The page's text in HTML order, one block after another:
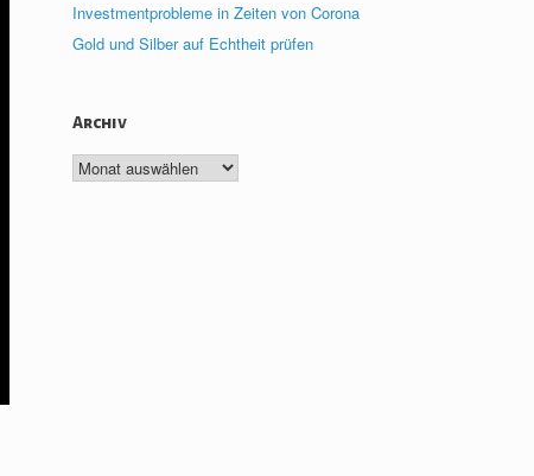
Investmentprobleme in Zeiten von Corona
Gold und Silber auf Echtheit prüfen
Archiv
Archiv